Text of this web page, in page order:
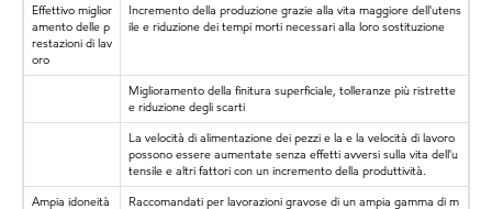
Effettivo miglior
amento delle p
restazioni di lav
oro
Incremento della produzione grazie alla vita maggiore dell'utens
ile e riduzione dei tempi morti necessari alla loro sostituzione
Miglioramento della finitura superficiale, tolleranze più ristrette
e riduzione degli scarti
La velocità di alimentazione dei pezzi e la e la velocità di lavoro
possono essere aumentate senza effetti avversi sulla vita dell'u
tensile e altri fattori con un incremento della produttività.
Ampia idoneità
Raccomandati per lavorazioni gravose di un ampia gamma di m